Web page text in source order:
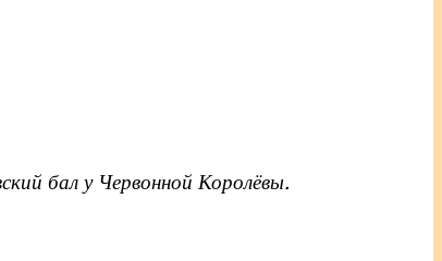
бал у Червонной Королёвы.